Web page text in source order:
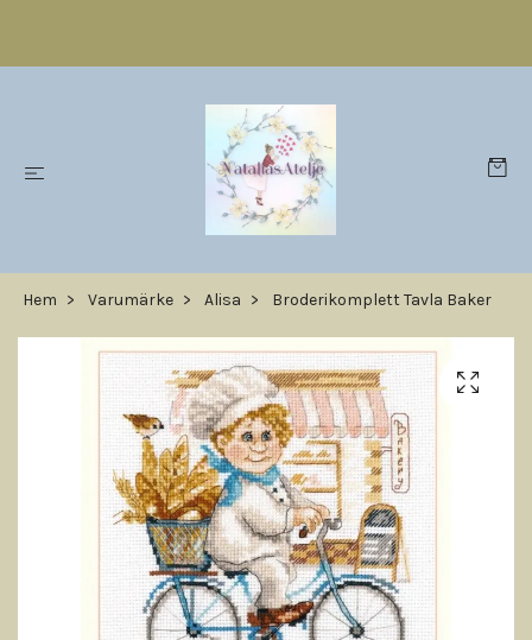
Hem Varumärke Alisa Broderikomplett Tavla Baker